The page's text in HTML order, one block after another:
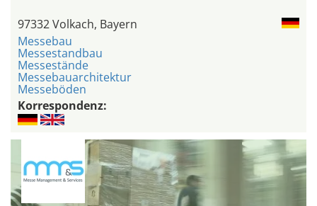
97332 Volkach, Bayern
Messebau
Messestandbau
Messestände
Messebauarchitektur
Messeböden
Korrespondenz: